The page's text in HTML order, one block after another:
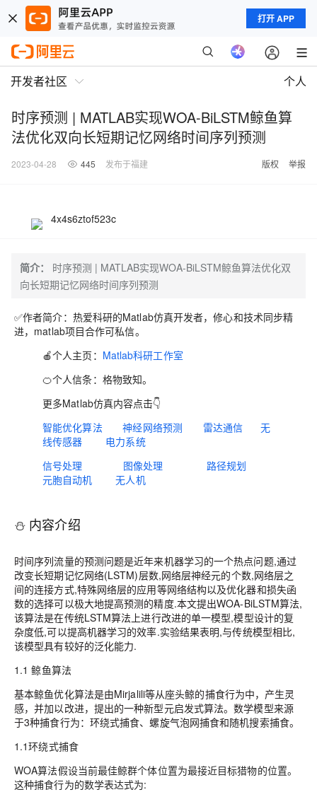
打开 APP
开发者社区 个人
时序预测 | MATLAB实现WOA-BiLSTM鲸鱼算
法优化双向长短期记忆网络时间序列预测
2023-04-28 445 发布于福建 版权 举报
4x4s6ztof523c
简介：
时序预测 | MATLAB实现WOA-BiLSTM鲸鱼算法优化双
向长短期记忆网络时间序列预测
✅作者简介：热爱科研的Matlab仿真开发者，修心和技术同步精
进，matlab项目合作可私信。
🍎个人主页： Matlab科研工作室
🍊个人信条：格物致知。
更多Matlab仿真内容点击👇
智能优化算法
神经网络预测 雷达通信
无
线传感器
电力系统
信号处理
图像处理
路径规划
元胞自动机
无人机
⛄ 内容介绍
时间序列流量的预测问题是近年来机器学习的一个热点问题,通过
改变长短期记忆网络(LSTM)层数,网络层神经元的个数,网络层之
间的连接方式,特殊网络层的应用等网络结构以及优化器和损失函
数的选择可以极大地提高预测的精度.本文提出WOA-BiLSTM算法,
该算法是在传统LSTM算法上进行改进的单一模型,模型设计的复
杂度低,可以提高机器学习的效率.实验结果表明,与传统模型相比,
该模型具有较好的泛化能力.
1.1 鲸鱼算法
基本鲸鱼优化算法是由Mirjalili等从座头鲸的捕食行为中，产生灵
感，并加以改进，提出的一种新型元启发式算法。数学模型来源
于3种捕食行为：环绕式捕食、螺旋气泡网捕食和随机搜索捕食。
1.1环绕式捕食
WOA算法假设当前最佳鲸群个体位置为最接近目标猎物的位置。
这种捕食行为的数学表达式为: